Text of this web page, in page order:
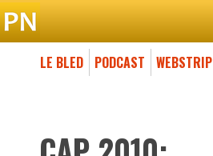
LE BLED PODCAST WEBSTRIP